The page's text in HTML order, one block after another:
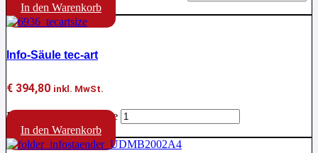
In den Warenkorb
Info-Säule tec-art
€ 394,80 inkl. MwSt.
Info-Säule tec-art Menge
In den Warenkorb